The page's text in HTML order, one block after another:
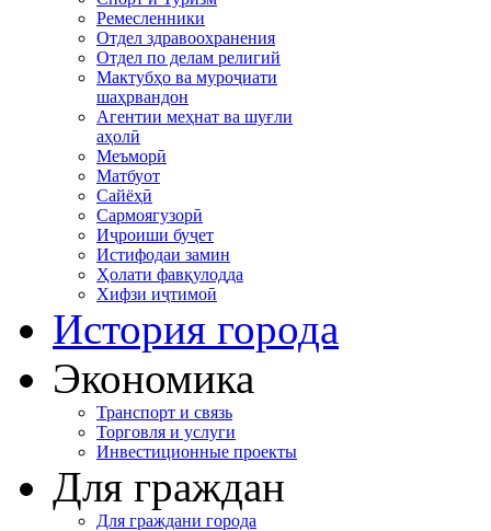
Ремесленники
Отдел здравоохранения
Отдел по делам религий
Мактубҳо ва муроҷиати
шаҳрвандон
Агентии меҳнат ва шуғли
аҳолӣ
Меъморӣ
Матбуот
Сайёҳӣ
Сармоягузорӣ
Иҷроиши буҷет
Истифодаи замин
Ҳолати фавқулодда
Хифзи иҷтимоӣ
История города
Экономика
Транспорт и связь
Торговля и услуги
Инвестиционные проекты
Для граждан
Для граждани города